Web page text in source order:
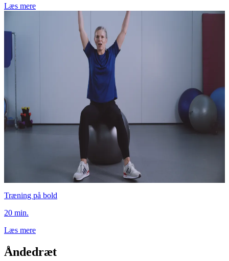
Læs mere
Træning på bold
20 min.
Læs mere
Åndedræt